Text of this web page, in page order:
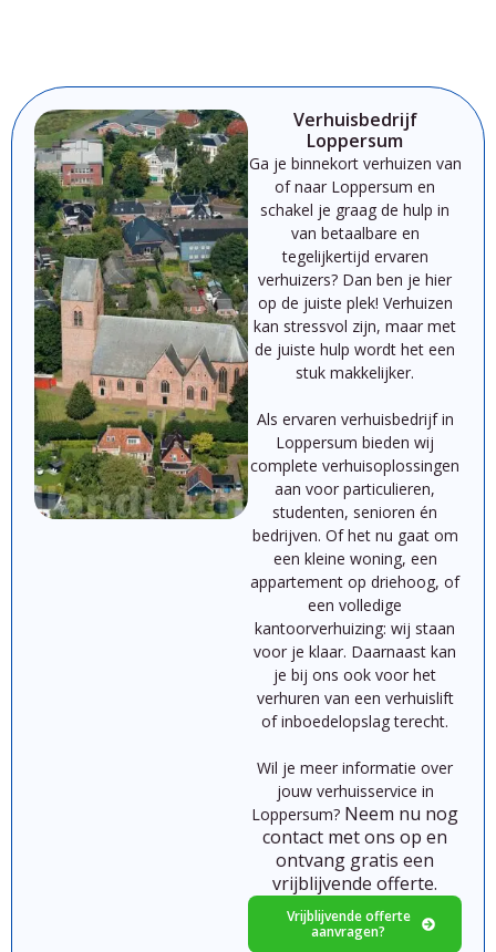
Verhuisbedrijf
Loppersum
Ga je binnekort verhuizen van
of naar Loppersum en
schakel je graag de hulp in
van betaalbare en
tegelijkertijd ervaren
verhuizers? Dan ben je hier
op de juiste plek! Verhuizen
kan stressvol zijn, maar met
de juiste hulp wordt het een
stuk makkelijker.
Als ervaren verhuisbedrijfin
Loppersum bieden wij
complete verhuisoplossingen
aan voor particulieren,
studenten, senioren én
bedrijven. Ofhet nu gaat om
een kleine woning, een
appartement op driehoog, of
een volledige
kantoorverhuizing: wij staan
voor je klaar. Daarnaast kan
je bij ons ook voor het
verhuren van een verhuislift
of inboedelopslag terecht.
Wil je meer informatie over
jouw verhuisservice in
Loppersum? Neem nu nog
contact met ons op en
ontvang gratis een
vrijblijvende offerte.
Vrijblijvende offerte
aanvragen?